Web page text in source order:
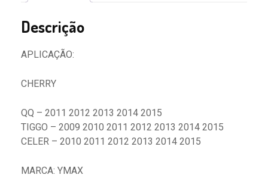
Descrição
APLICAÇÃO:
CHERRY
QQ – 2011 2012 2013 2014 2015
TIGGO – 2009 2010 2011 2012 2013 2014 2015
CELER – 2010 2011 2012 2013 2014 2015
MARCA: YMAX